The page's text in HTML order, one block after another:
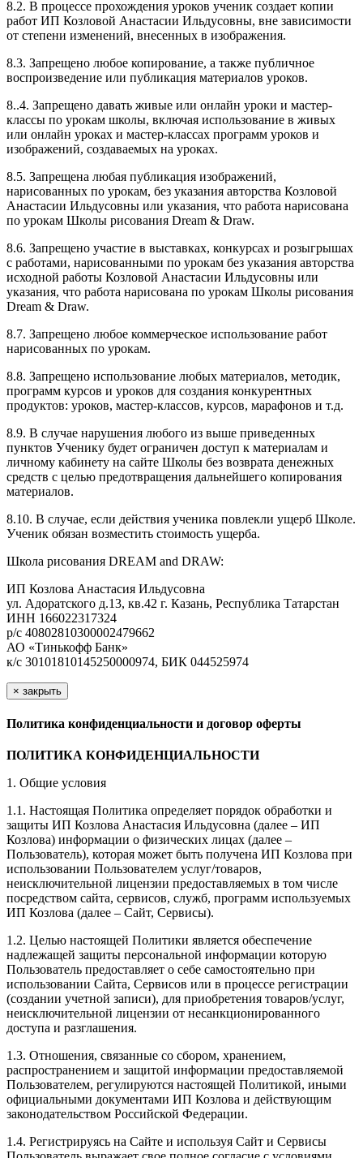
8.2. В процессе прохождения уроков ученик создает копии
работ ИП Козловой Анастасии Ильдусовны, вне зависимости
от степени изменений, внесенных в изображения.
8.3. Запрещено любое копирование, а также публичное
воспроизведение или публикация материалов уроков.
8..4. Запрещено давать живые или онлайн уроки и мастер-
классы по урокам школы, включая использование в живых
или онлайн уроках и мастер-классах программ уроков и
изображений, создаваемых на уроках.
8.5. Запрещена любая публикация изображений,
нарисованных по урокам, без указания авторства Козловой
Анастасии Ильдусовны или указания, что работа нарисована
по урокам Школы рисования Dream & Draw.
8.6. Запрещено участие в выставках, конкурсах и розыгрышах
с работами, нарисованными по урокам без указания авторства
исходной работы Козловой Анастасии Ильдусовны или
указания, что работа нарисована по урокам Школы рисования
Dream & Draw.
8.7. Запрещено любое коммерческое использование работ
нарисованных по урокам.
8.8. Запрещено использование любых материалов, методик,
программ курсов и уроков для создания конкурентных
продуктов: уроков, мастер-классов, курсов, марафонов и т.д.
8.9. В случае нарушения любого из выше приведенных
пунктов Ученику будет ограничен доступ к материалам и
личному кабинету на сайте Школы без возврата денежных
средств с целью предотвращения дальнейшего копирования
материалов.
8.10. В случае, если действия ученика повлекли ущерб Школе.
Ученик обязан возместить стоимость ущерба.
Школа рисования DREAM and DRAW:
ИП Козлова Анастасия Ильдусовна
ул. Адоратского д.13, кв.42 г. Казань, Республика Татарстан
ИНН 166022317324
р/с 40802810300002479662
АО «Тинькофф Банк»
к/с 30101810145250000974, БИК 044525974
× закрыть
Политика конфиденциальности и договор оферты
ПОЛИТИКА КОНФИДЕНЦИАЛЬНОСТИ
1. Общие условия
1.1. Настоящая Политика определяет порядок обработки и
защиты ИП Козлова Анастасия Ильдусовна (далее – ИП
Козлова) информации о физических лицах (далее –
Пользователь), которая может быть получена ИП Козлова при
использовании Пользователем услуг/товаров,
неисключительной лицензии предоставляемых в том числе
посредством сайта, сервисов, служб, программ используемых
ИП Козлова (далее – Сайт, Сервисы).
1.2. Целью настоящей Политики является обеспечение
надлежащей защиты персональной информации которую
Пользователь предоставляет о себе самостоятельно при
использовании Сайта, Сервисов или в процессе регистрации
(создании учетной записи), для приобретения товаров/услуг,
неисключительной лицензии от несанкционированного
доступа и разглашения.
1.3. Отношения, связанные со сбором, хранением,
распространением и защитой информации предоставляемой
Пользователем, регулируются настоящей Политикой, иными
официальными документами ИП Козловa и действующим
законодательством Российской Федерации.
1.4. Регистрируясь на Сайте и используя Сайт и Сервисы